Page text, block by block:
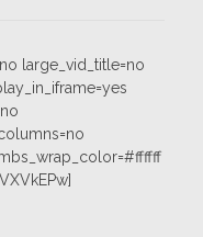
large_vid_title=no